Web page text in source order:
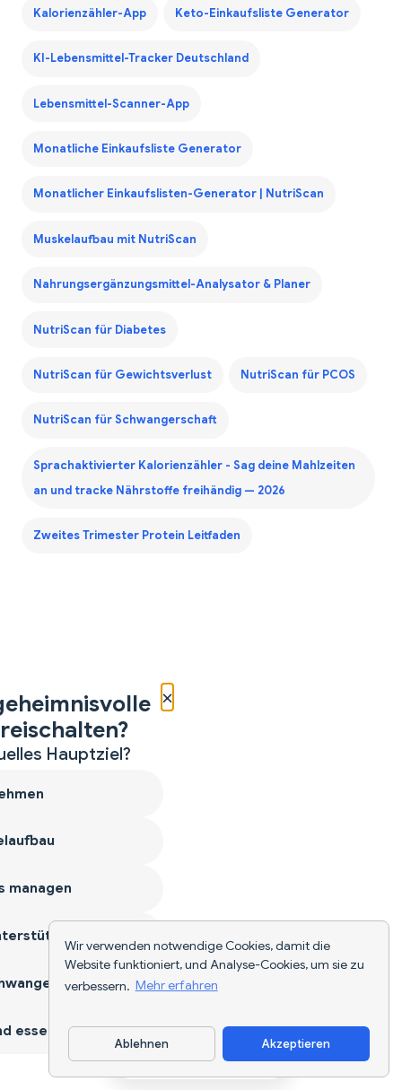
Wir verwenden notwendige Cookies, damit die
Website funktioniert, und Analyse-Cookies, um sie zu
verbessern. Mehr erfahren
Ablehnen Akzeptieren
Kalorienzähler-App Keto-Einkaufsliste Generator
KI-Lebensmittel-Tracker Deutschland
Lebensmittel-Scanner-App
Monatliche Einkaufsliste Generator
Monatlicher Einkaufslisten-Generator | NutriScan
Muskelaufbau mit NutriScan
Nahrungsergänzungsmittel-Analysator & Planer
NutriScan für Diabetes
NutriScan für Gewichtsverlust NutriScan für PCOS
NutriScan für Schwangerschaft
Sprachaktivierter Kalorienzähler - Sag deine Mahlzeiten
an und tracke Nährstoffe freihändig — 2026
Zweites Trimester Protein Leitfaden
App herunterladen
×
Hauptziel?
managen
essen